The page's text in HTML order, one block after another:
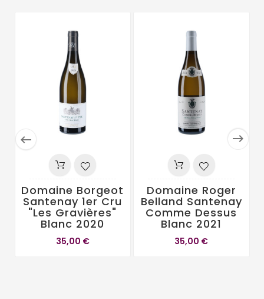
 
Domaine Borgeot
Santenay 1er Cru
"Les Gravières"
Blanc 2020
35,00 €
Domaine Roger
Belland Santenay
Comme Dessus
Blanc 2021
35,00 €